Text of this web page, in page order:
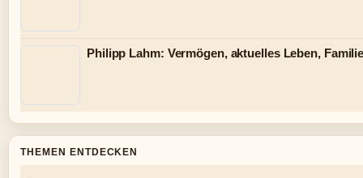
Philipp Lahm: Vermögen, aktuelles Leben,
THEMEN ENTDECKEN